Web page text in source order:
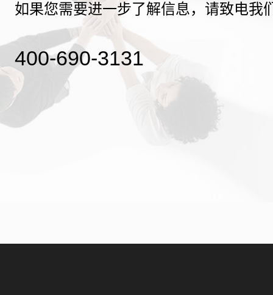
如果您需要进一步了解信息，请致电我
400-690-3131